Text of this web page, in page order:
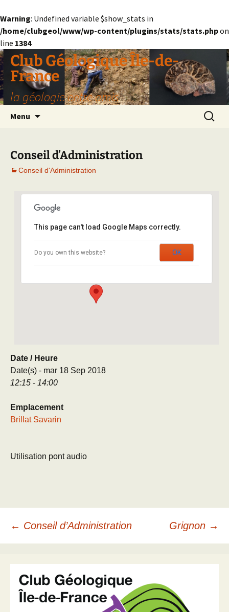
Warning: Undefined variable $show_stats in
/home/clubgeol/www/wp-content/plugins/stats/stats.phpon
line 1384
Aller
au
contenu
Club Géologique Île-de-
France
la géologie entre amis
Menu
Conseil d’Administration
Conseil d'Administration
This page can't load Google Maps correctly.
Do you own this website? OK
Date / Heure
Date(s) - mar 18 Sep 2018
12:15 - 14:00
Emplacement
Brillat Savarin
Utilisation pont audio
Navigation
des
articles
← Conseil d’Administration Grignon →